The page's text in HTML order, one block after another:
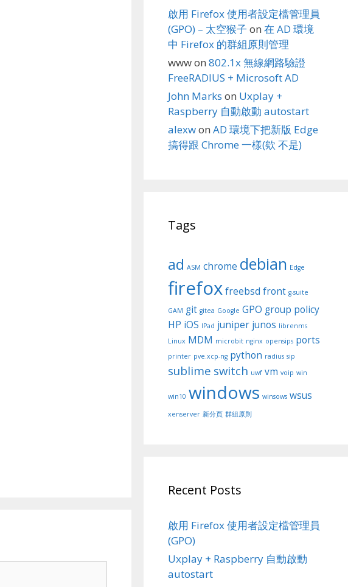
啟用 Firefox 使用者設定檔管理員
(GPO) – 太空猴子 on 在 AD 環境
中 Firefox 的群組原則管理
wwwon 802.1x 無線網路驗證
FreeRADIUS + Microsoft AD
John Marks on Uxplay +
Raspberry 自動啟動 autostart
alexwon AD 環境下把新版 Edge
搞得跟 Chrome 一樣(欸 不是)
Tags
ad ASM chrome debian Edge
firefoxfreebsd front g-suite
GAM git gitea Google GPO group policy
HP iOS IPad juniper junos librenms
Linux MDM microbit nginx opensips ports
printer pve.xcp-ng python radius sip
sublime switch uwf vm voip win
win10 windows winsows wsus
xenserver 新分頁 群組原則
Recent Posts
啟用 Firefox 使用者設定檔管理員
(GPO)
Uxplay + Raspberry 自動啟動
autostart